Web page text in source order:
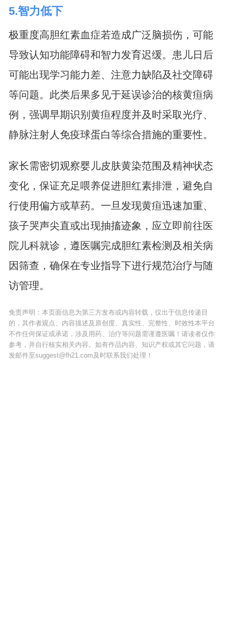
5.智力低下
极重度高胆红素血症若造成广泛脑损伤，可能
导致认知功能障碍和智力发育迟缓。患儿日后
可能出现学习能力差、注意力缺陷及社交障碍
等问题。此类后果多见于延误诊治的核黄疸病
例，强调早期识别黄疸程度并及时采取光疗、
静脉注射人免疫球蛋白等综合措施的重要性。
家长需密切观察婴儿皮肤黄染范围及精神状态
变化，保证充足喂养促进胆红素排泄，避免自
行使用偏方或草药。一旦发现黄疸迅速加重、
孩子哭声尖直或出现抽搐迹象，应立即前往医
院儿科就诊，遵医嘱完成胆红素检测及相关病
因筛查，确保在专业指导下进行规范治疗与随
访管理。
免责声明：本页面信息为第三方发布或内容转载，仅出于信息传递目
的，其作者观点、内容描述及原创度、真实性、完整性、时效性本平台
不作任何保证或承诺，涉及用药、治疗等问题需谨遵医嘱！请读者仅作
参考，并自行核实相关内容。如有作品内容、知识产权或其它问题，请
发邮件至suggest@fh21.com及时联系我们处理！